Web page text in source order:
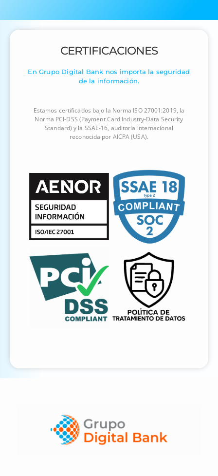
CERTIFICACIONES
En Grupo Digital Bank nos importa la seguridad
de la información.
Estamos certificados bajo la Norma ISO 27001:2019, la
Norma PCI-DSS (Payment Card Industry-Data Security
Standard) y la SSAE-16, auditoría internacional
reconocida por AICPA (USA).